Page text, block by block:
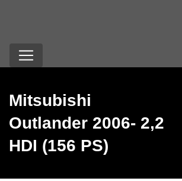
Mitsubishi
Outlander 2006- 2,2
HDI (156 PS)